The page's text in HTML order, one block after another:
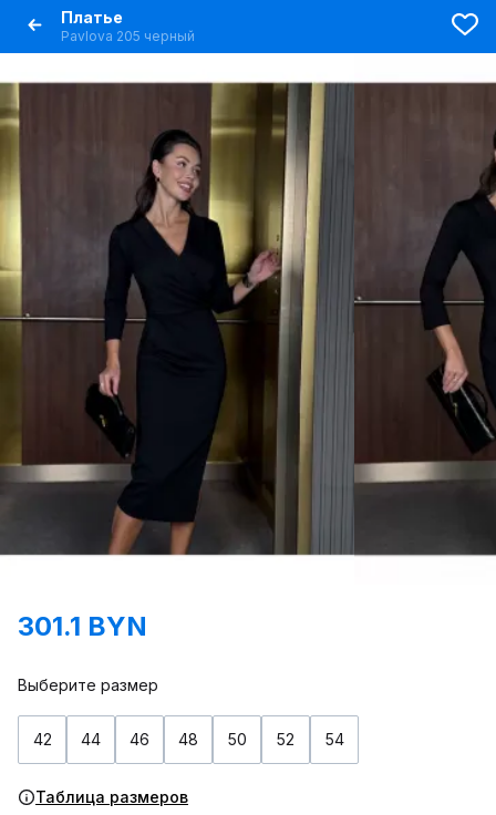
Платье
Pavlova 205 черный
301.1 BYN
Выберите размер
42 44 46 48 50 52 54
Таблица размеров